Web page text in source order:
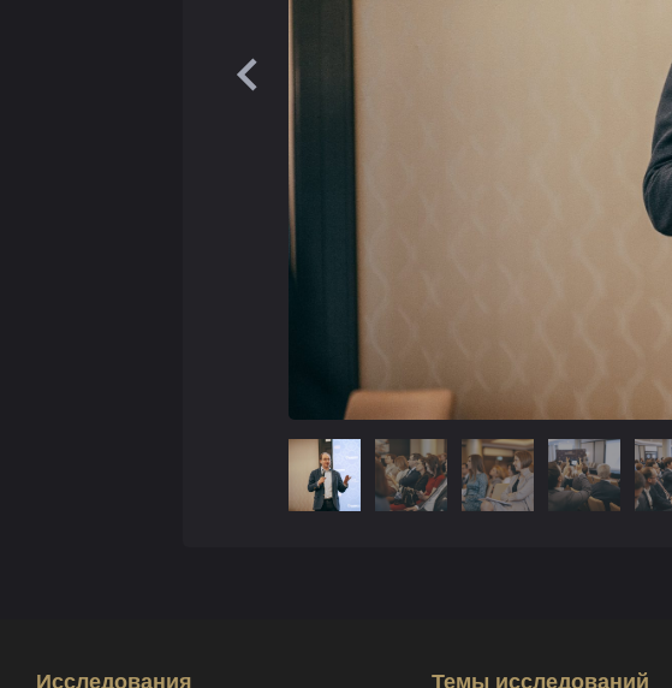
Исследования Темы исследований